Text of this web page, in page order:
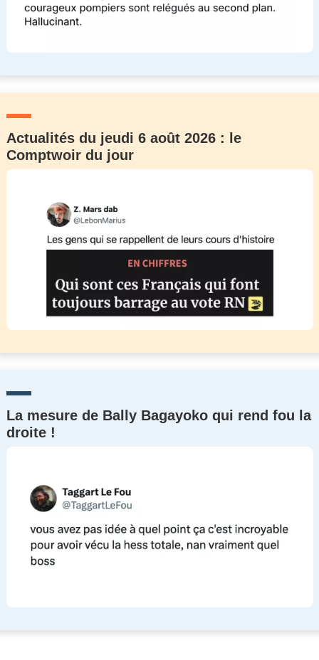
Actualités du jeudi 6 août 2026 : le
Comptwoir du jour
La mesure de Bally Bagayoko qui rend fou la
droite !